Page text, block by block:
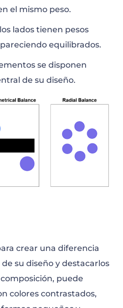
el mismo peso.
los lados tienen pesos
equilibrados.
se disponen
de su diseño.
crear una diferencia
su diseño y destacarlos
puede
colores contrastados,